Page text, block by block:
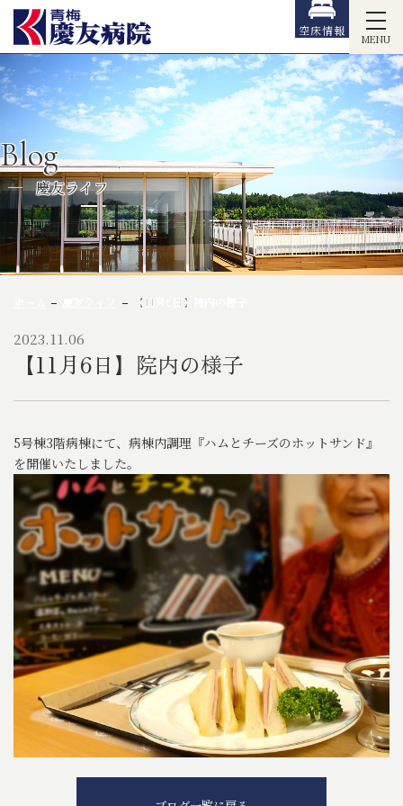
MENU
空床情報
Blog
慶友ライフ
【11月6日】院内の様子
2023.11.06
【11月6日】院内の様子
5号棟3階病棟にて、病棟内調理『ハムとチーズのホットサンド』
を開催いたしました。